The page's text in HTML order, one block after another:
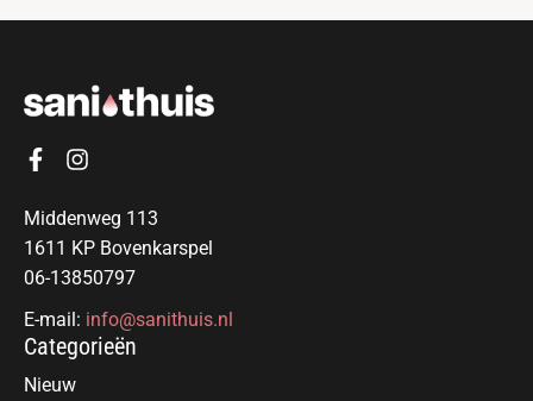
Middenweg 113
1611 KP Bovenkarspel
06-13850797
E-mail: info@sanithuis.nl
Categorieën
Nieuw